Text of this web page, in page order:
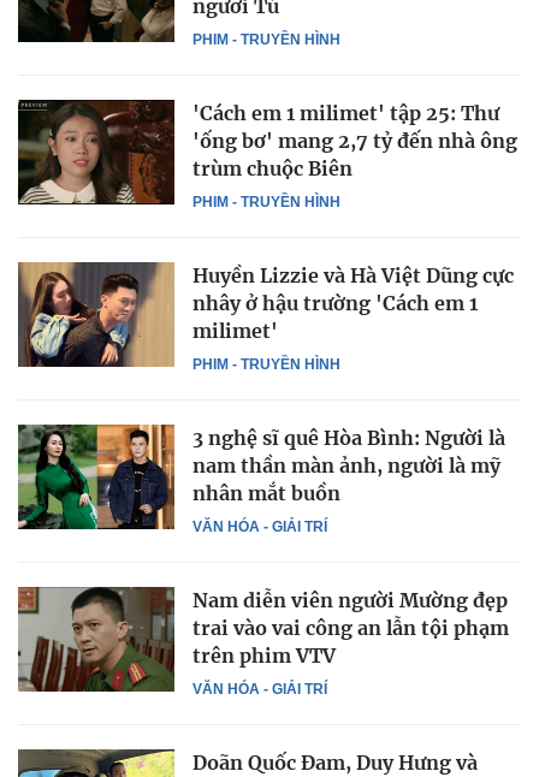
PHIM - TRUYỀN HÌNH
ngươi Tú
PHIM - TRUYỀN HÌNH
'Cách em 1 milimet' tập 25: Thư
'ống bơ' mang 2,7 tỷ đến nhà ông
trùm chuộc Biên
PHIM - TRUYỀN HÌNH
Huyền Lizzie và Hà Việt Dũng cực
nhây ở hậu trường 'Cách em 1
milimet'
VĂN HÓA - GIẢI TRÍ
3 nghệ sĩ quê Hòa Bình: Người là
nam thần màn ảnh, người là mỹ
nhân mắt buồn
VĂN HÓA - GIẢI TRÍ
Nam diễn viên người Mường đẹp
trai vào vai công an lẫn tội phạm
trên phim VTV
Doãn Quốc Đam, Duy Hưng và